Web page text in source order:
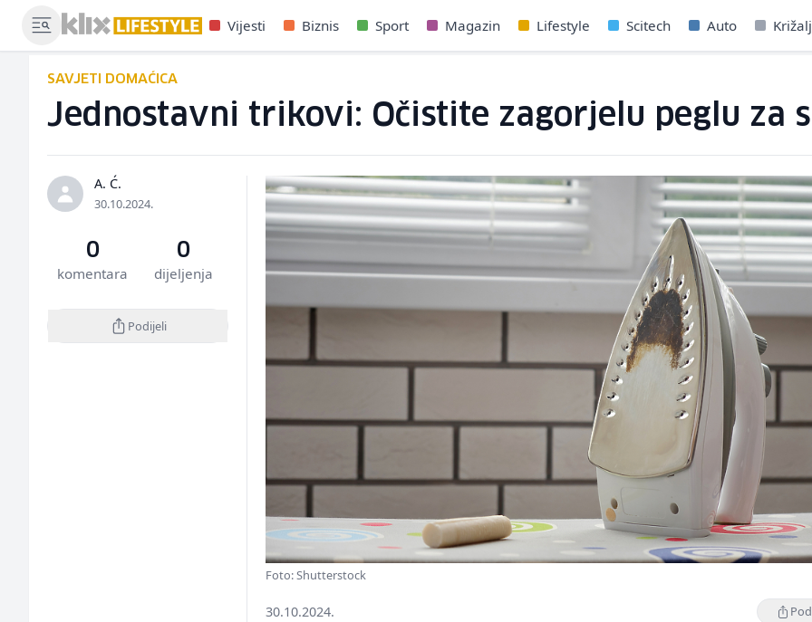
Vijesti Biznis Sport Magazin Lifestyle Scitech Auto
SAVJETI DOMAĆICA
Jednostavni trikovi: Očistite zagorjelu peglu za
A. Ć.
30.10.2024.
0
komentara
0
dijeljenja
Podijeli
Foto: Shutterstock
30.10.2024.